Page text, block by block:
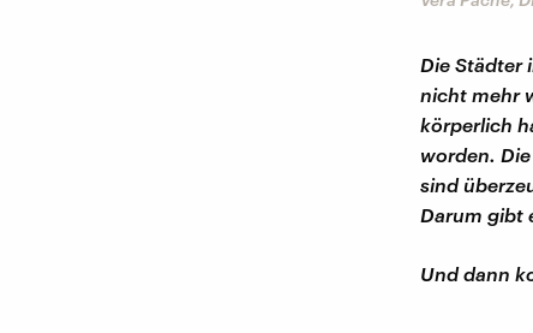
Die Städter
nicht mehr
körperlich
worden.
sind
Darum gibt
Und dann